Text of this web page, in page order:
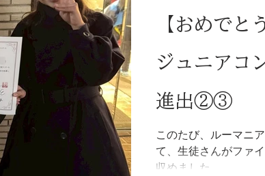
【おめでと
ジュニアコ
進出②③
このたび、ルーマニ
て、生徒さんがファ
収めました。